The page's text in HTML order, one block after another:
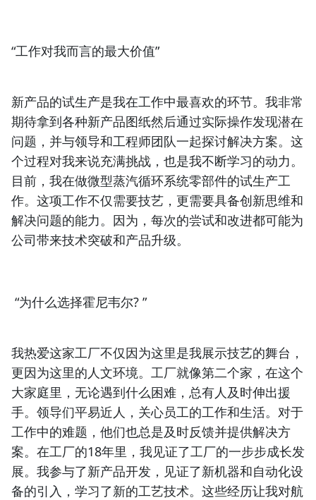
“工作对我而言的最大价值”
新产品的试生产是我在工作中最喜欢的环节。我非常
期待拿到各种新产品图纸然后通过实际操作发现潜在
问题，并与领导和工程师团队一起探讨解决方案。这
个过程对我来说充满挑战，也是我不断学习的动力。
目前，我在做微型蒸汽循环系统零部件的试生产工
作。这项工作不仅需要技艺，更需要具备创新思维和
解决问题的能力。因为，每次的尝试和改进都可能为
公司带来技术突破和产品升级。
“为什么选择霍尼韦尔? ”
我热爱这家工厂不仅因为这里是我展示技艺的舞台，
更因为这里的人文环境。工厂就像第二个家，在这个
大家庭里，无论遇到什么困难，总有人及时伸出援
手。领导们平易近人，关心员工的工作和生活。对于
工作中的难题，他们也总是及时反馈并提供解决方
案。在工厂的18年里，我见证了工厂的一步步成长发
展。我参与了新产品开发，见证了新机器和自动化设
备的引入，学习了新的工艺技术。这些经历让我对航